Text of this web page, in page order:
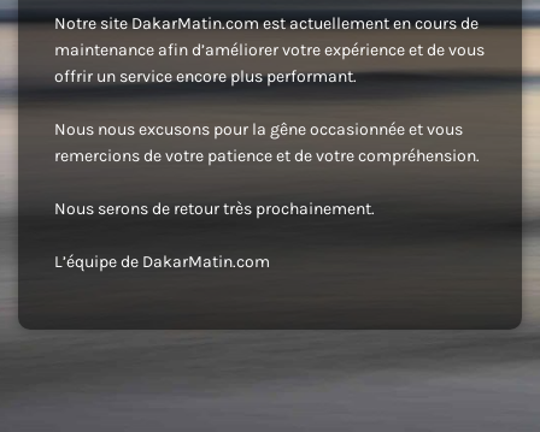
Notre site DakarMatin.com est actuellement en cours de
maintenance afin d’améliorer votre expérience et de vous
offrir un service encore plus performant.
Nous nous excusons pour la gêne occasionnée et vous
remercions de votre patience et de votre compréhension.
Nous serons de retour très prochainement.
L’équipe de DakarMatin.com